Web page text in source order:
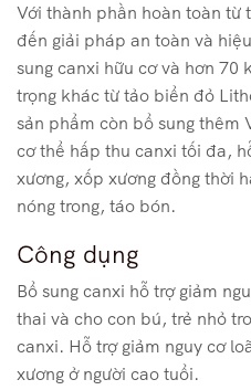
Với thành phần hoàn toàn từ
đến giải pháp an toàn và
sung canxi hữu cơ và hơn 70
trọng khác từ tảo biển đỏ
sản phẩm còn bổ sung
cơ thể hấp thu canxi tối đa,
xương, xốp xương đồng thời
nóng trong, táo bón.
Công dụng
Bổ sung canxi hỗ trợ giảm
thai và cho con bú, trẻ nhỏ
canxi. Hỗ trợ giảm nguy cơ
xương ở người cao tuổi.